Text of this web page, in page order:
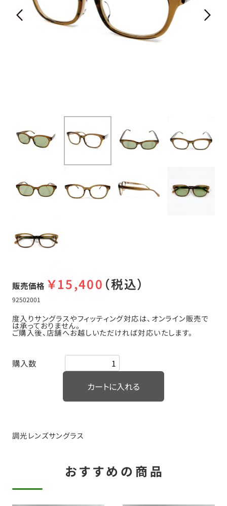
販売価格 ￥15,400 （税込）
92502001
度入りサングラスやフィッティング対応は、オンライン販売で
は承っておりません。
ご購入後、店舗へお越しいただければ対応いたします。
購入数
調光レンズサングラス
おすすめの商品